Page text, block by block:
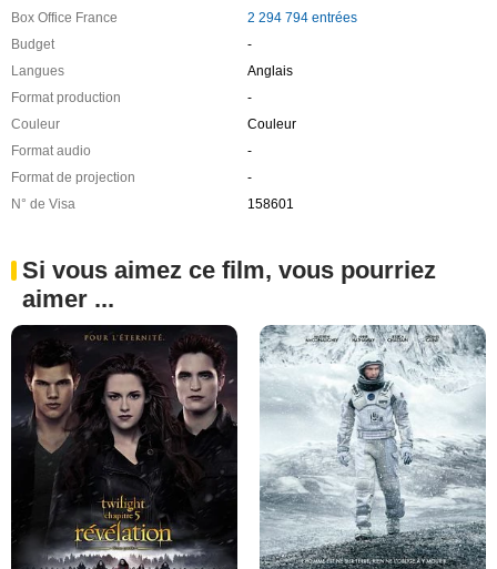
Box Office France
2 294 794 entrées
Budget
-
Langues
Anglais
Format production
-
Couleur
Couleur
Format audio
-
Format de projection
-
N° de Visa
158601
Si vous aimez ce film, vous pourriez
aimer ...